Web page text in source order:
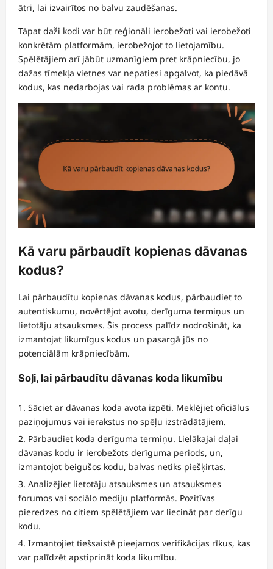
ātri, lai izvairītos no balvu zaudēšanas.
Tāpat daži kodi var būt reģionāli ierobežoti vai ierobežoti
konkrētām platformām, ierobežojot to lietojamību.
Spēlētājiem arī jābūt uzmanīgiem pret krāpniecību, jo
dažas tīmekļa vietnes var nepatiesi apgalvot, ka piedāvā
kodus, kas nedarbojas vai rada problēmas ar kontu.
Kā varu pārbaudīt kopienas dāvanas
kodus?
Lai pārbaudītu kopienas dāvanas kodus, pārbaudiet to
autentiskumu, novērtējot avotu, derīguma termiņus un
lietotāju atsauksmes. Šis process palīdz nodrošināt, ka
izmantojat likumīgus kodus un pasargā jūs no
potenciālām krāpniecībām.
Soļi, lai pārbaudītu dāvanas koda likumību
Sāciet ar dāvanas koda avota izpēti. Meklējiet oficiālus
paziņojumus vai ierakstus no spēļu izstrādātājiem.
Pārbaudiet koda derīguma termiņu. Lielākajai daļai
dāvanas kodu ir ierobežots derīguma periods, un,
izmantojot beigušos kodu, balvas netiks piešķirtas.
Analizējiet lietotāju atsauksmes un atsauksmes
forumos vai sociālo mediju platformās. Pozitīvas
pieredzes no citiem spēlētājiem var liecināt par derīgu
kodu.
Izmantojiet tiešsaistē pieejamos verifikācijas rīkus, kas
var palīdzēt apstiprināt koda likumību.